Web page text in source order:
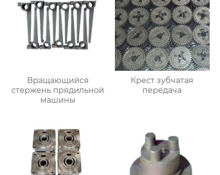
Вращающийся
стержень прядильной
машины
Крест зубчатая
передача